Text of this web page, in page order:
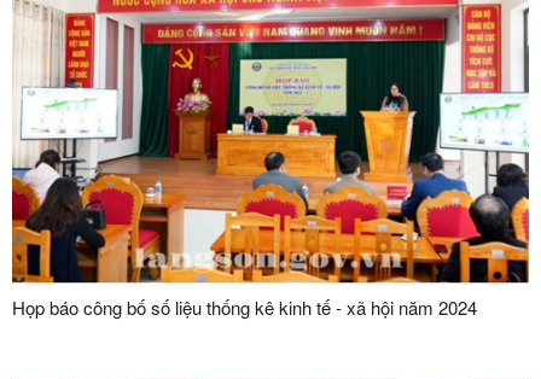
Họp báo công bố số liệu thống kê kinh tế - xã hội năm 2024